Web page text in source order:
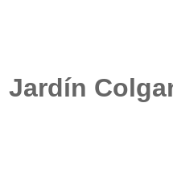
Jardín